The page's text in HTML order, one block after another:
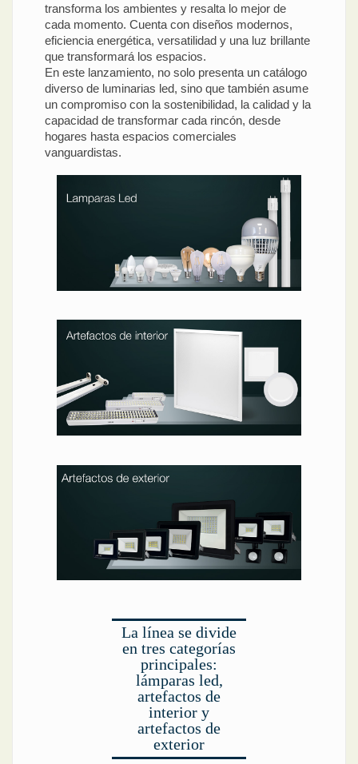
transforma los ambientes y resalta lo mejor de
cada momento. Cuenta con diseños modernos,
eficiencia energética, versatilidad y una luz brillante
que transformará los espacios.
En este lanzamiento, no solo presenta un catálogo
diverso de luminarias led, sino que también asume
un compromiso con la sostenibilidad, la calidad y la
capacidad de transformar cada rincón, desde
hogares hasta espacios comerciales
vanguardistas.
La línea se divide
en tres categorías
principales:
lámparas led,
artefactos de
interior y
artefactos de
exterior